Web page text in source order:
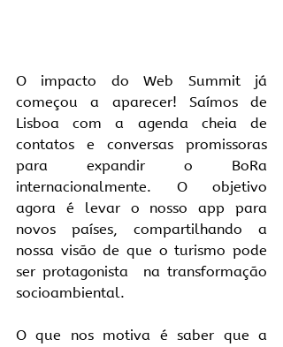
O impacto do Web Summit já
começou a aparecer! Saímos de
Lisboa com a agenda cheia de
contatos e conversas promissoras
para expandir o BoRa
internacionalmente. O objetivo
agora é levar o nosso app para
novos países, compartilhando a
nossa visão de que o turismo pode
ser protagonista  na transformação
socioambiental.
O que nos motiva é saber que a